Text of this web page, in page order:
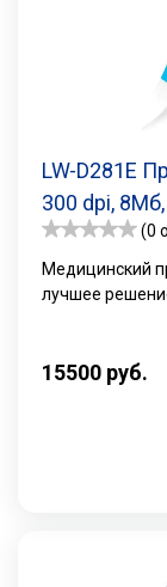
LW-D281E
300 dpi,
(0
Медицинский
лучшее
15500 руб.